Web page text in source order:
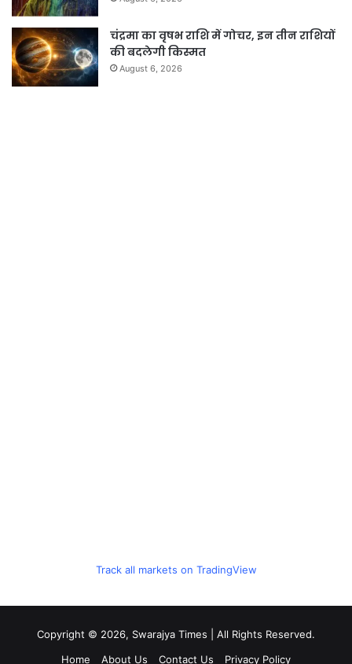
चंद्रमा का वृषभ राशि में गोचर, इन तीन राशियों
की बदलेगी किस्मत
August 6, 2026
Track all markets on TradingView
Copyright © 2026, Swarajya Times | All Rights Reserved.
Home
About Us Contact Us Privacy Policy